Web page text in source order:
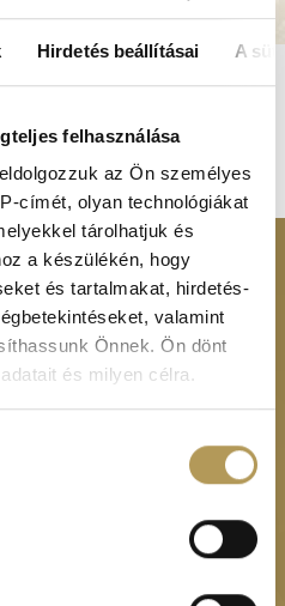
Hirdetés beállításai A
felhasználása
az Ön személyes
címét, olyan technológiákat
tárolhatjuk és
a készülékén, hogy
és tartalmakat, hirdetés-
valamint
Önnek. Ön dönt
és milyen célra.
Ön földrajzi
annak konkrét
aktív ellenőrzésével
SURGERY, INPATIENT
DEPARTMENT
ANNUAL CARD PACKAGES
CORPORATE HEALTH
SUBSCRIBE TO OUR